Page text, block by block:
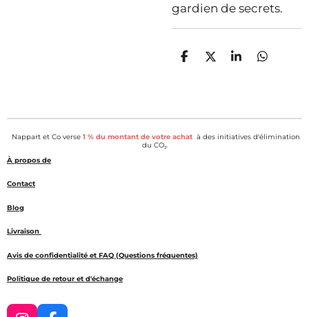
gardien de secrets.
P
g
r
P
g
r
P
g
e
r
P
g
e
r
Nappart et Co verse 1 % du montant de votre achat à des initiatives d'élimination
du CO₂.
À propos de
Contact
Blog
Livraison
Avis de confidentialité et FAQ (Questions fréquentes)
Politique de retour et d'échange